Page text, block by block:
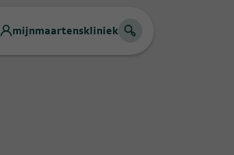
mijnmaartenskliniek